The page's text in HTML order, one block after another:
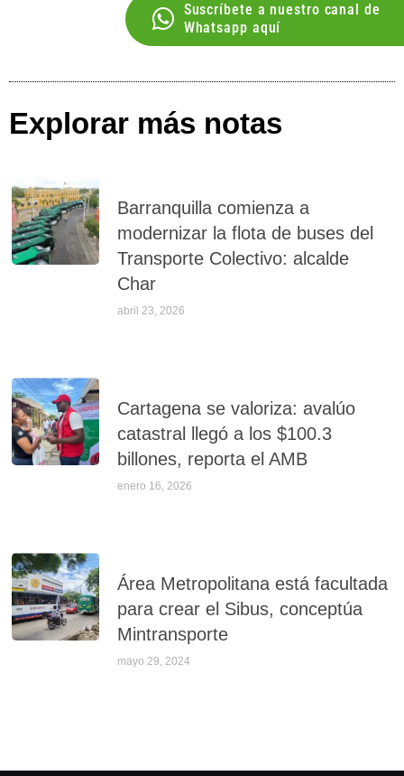
Suscríbete a nuestro canal de
Whatsapp aquí
Explorar más notas
Barranquilla comienza a
modernizar la flota de buses del
Transporte Colectivo: alcalde
Char
abril 23, 2026
Cartagena se valoriza: avalúo
catastral llegó a los $100.3
billones, reporta el AMB
enero 16, 2026
Área Metropolitana está facultada
para crear el Sibus, conceptúa
Mintransporte
mayo 29, 2024